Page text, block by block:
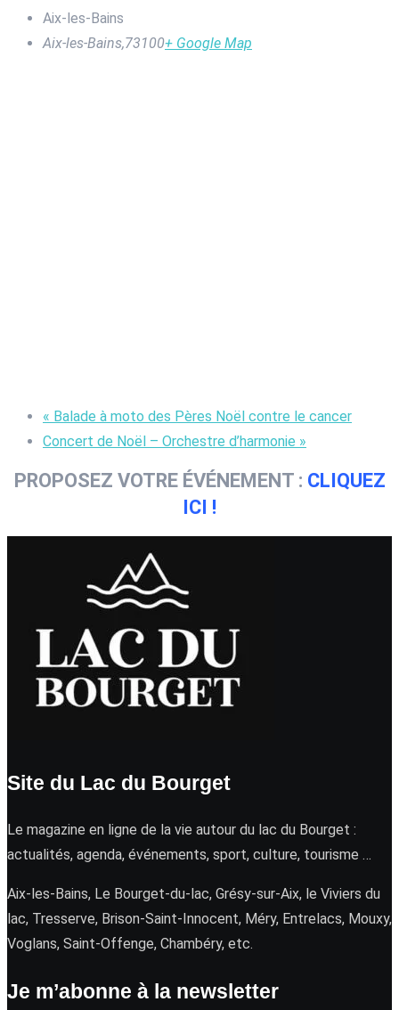
Aix-les-Bains
Aix-les-Bains,73100+ Google Map
« Balade à moto des Pères Noël contre le cancer
Concert de Noël – Orchestre d’harmonie »
PROPOSEZ VOTRE ÉVÉNEMENT : CLIQUEZ
ICI !
Site du Lac du Bourget
Le magazine en ligne de la vie autour du lac du Bourget :
actualités, agenda, événements, sport, culture, tourisme …
Aix-les-Bains, Le Bourget-du-lac, Grésy-sur-Aix, le Viviers du
lac, Tresserve, Brison-Saint-Innocent, Méry, Entrelacs, Mouxy,
Voglans, Saint-Offenge, Chambéry, etc.
Je m’abonne à la newsletter